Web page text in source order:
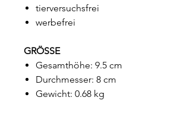
tierversuchsfrei
werbefrei
GRÖSSE
Gesamthöhe: 9.5 cm
Durchmesser: 8 cm
Gewicht: 0.68 kg